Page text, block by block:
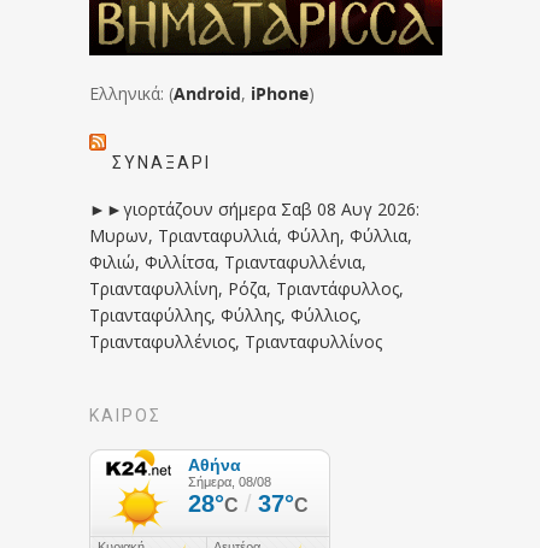
Ελληνικά: (Android, iPhone)
ΣΥΝΑΞΆΡΙ
►►γιορτάζουν σήμερα Σαβ 08 Αυγ 2026:
Μυρων, Τριανταφυλλιά, Φύλλη, Φύλλια,
Φιλιώ, Φιλλίτσα, Τριανταφυλλένια,
Τριανταφυλλίνη, Ρόζα, Τριαντάφυλλος,
Τριανταφύλλης, Φύλλης, Φύλλιος,
Τριανταφυλλένιος, Τριανταφυλλίνος
ΚΑΙΡΟΣ